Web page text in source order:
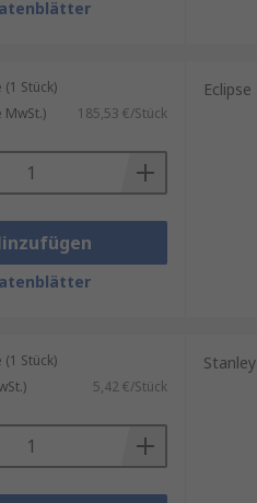
Stück)
MwSt.) 185,53 €/Stück
Eclipse
Stück)
5,42 €/Stück
Stanley